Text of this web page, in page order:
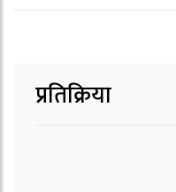
प्रतिक्रिया